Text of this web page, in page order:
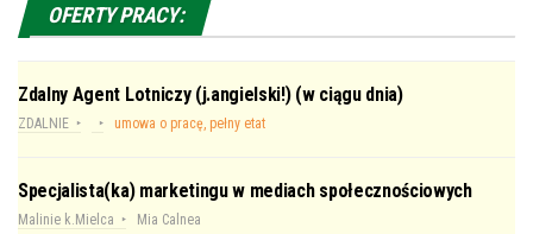
OFERTY PRACY:
Zdalny Agent Lotniczy (j.angielski!) (w ciągu dnia)
ZDALNIE umowa o pracę, pełny etat
Specjalista(ka) marketingu w mediach społecznościowych
Malinie k.Mielca Mia Calnea